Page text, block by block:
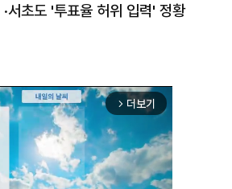
·서초도 '투표율 허위 입력' 정황
arrow_forward_ios 더보기